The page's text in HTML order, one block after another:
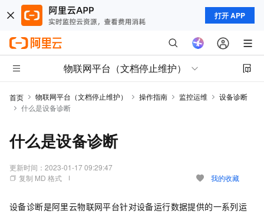
打开 APP
物联网平台（文档停止维护）
首页 物联网平台（文档停止维护） 操作指南 监控运维
设备诊断
什么是设备诊断
什么是设备诊断
更新时间： 2023-01-17 09:29:47
复制 MD 格式
我的收藏
设备诊断是阿里云物联网平台针对设备运行数据提供的一系列运